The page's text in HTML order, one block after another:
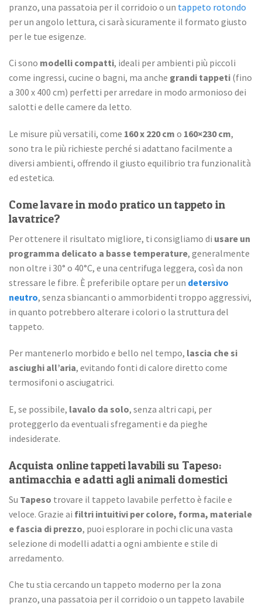
pranzo, una passatoia per il corridoio o un tappeto rotondo
per un angolo lettura, ci sarà sicuramente il formato giusto
per le tue esigenze.
Ci sono modelli compatti, ideali per ambienti più piccoli
come ingressi, cucine o bagni, ma anche grandi tappeti (fino
a 300 x 400 cm) perfetti per arredare in modo armonioso dei
salotti e delle camere da letto.
Le misure più versatili, come 160 x 220 cm o 160×230 cm,
sono tra le più richieste perché si adattano facilmente a
diversi ambienti, offrendo il giusto equilibrio tra funzionalità
ed estetica.
Come lavare in modo pratico un tappeto in
lavatrice?
Per ottenere il risultato migliore, ti consigliamo di usare un
programma delicato a basse temperature, generalmente
non oltre i 30° o 40°C, e una centrifuga leggera, così da non
stressare le fibre. È preferibile optare per un detersivo
neutro, senza sbiancanti o ammorbidenti troppo aggressivi,
in quanto potrebbero alterare i colori o la struttura del
tappeto.
Per mantenerlo morbido e bello nel tempo, lascia che si
asciughi all’aria, evitando fonti di calore diretto come
termosifoni o asciugatrici.
E, se possibile, lavalo da solo, senza altri capi, per
proteggerlo da eventuali sfregamenti e da pieghe
indesiderate.
Acquista online tappeti lavabili su Tapeso:
antimacchia e adatti agli animali domestici
Su Tapeso trovare il tappeto lavabile perfetto è facile e
veloce. Grazie ai filtri intuitivi per colore, forma, materiale
e fascia di prezzo, puoi esplorare in pochi clic una vasta
selezione di modelli adatti a ogni ambiente e stile di
arredamento.
Che tu stia cercando un tappeto moderno per la zona
pranzo, una passatoia per il corridoio o un tappeto lavabile